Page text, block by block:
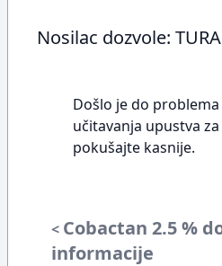
Nosilac dozvole:
Došlo je do
učitavanja upustva
pokušajte kasnije.
< Cobactan 2.5 %
informacije